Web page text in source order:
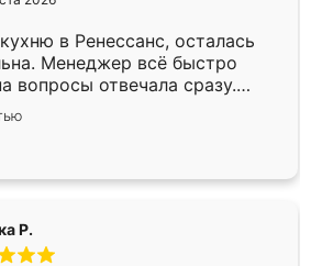
в Ренессанс, осталась
Менеджер всё быстро
вопросы отвечала сразу.
в субботу, подошёл к
ответственностью. Собрали
работали аккуратно, даже
Р.